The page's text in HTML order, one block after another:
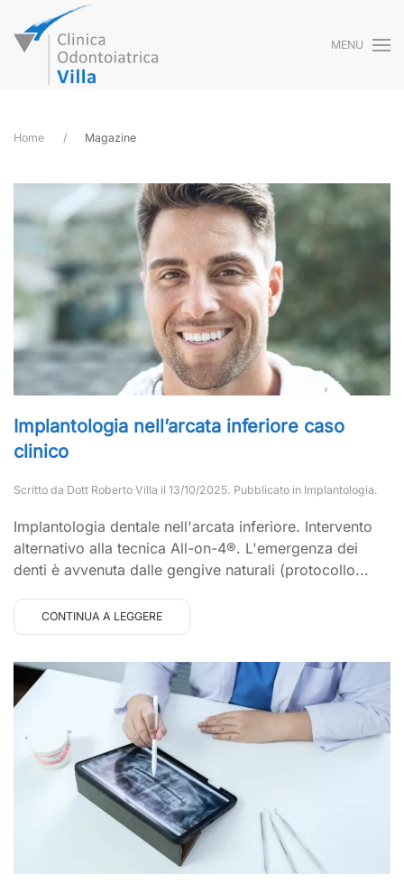
Skip to main content MENU
Home Magazine
Implantologia nell’arcata inferiore caso
clinico
Scritto da Dott Roberto Villa il 13/10/2025. Pubblicato in Implantologia.
Implantologia dentale nell'arcata inferiore. Intervento
alternativo alla tecnica All-on-4®. L'emergenza dei
denti è avvenuta dalle gengive naturali (protocollo...
CONTINUA A LEGGERE